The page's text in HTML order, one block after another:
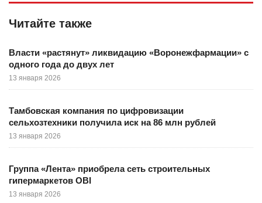
Читайте также
Власти «растянут» ликвидацию «Воронежфармации» с
одного года до двух лет
13 января 2026
Тамбовская компания по цифровизации
сельхозтехники получила иск на 86 млн рублей
13 января 2026
Группа «Лента» приобрела сеть строительных
гипермаркетов OBI
13 января 2026